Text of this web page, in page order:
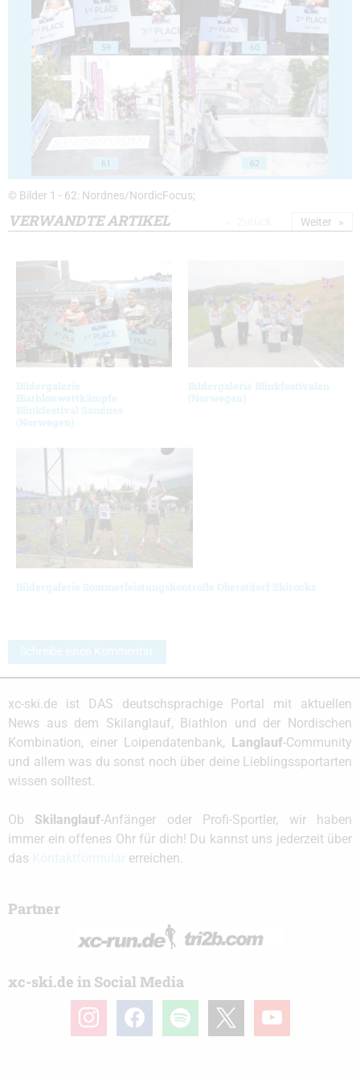
59 60
61 62
© Bilder 1 - 62: Nordnes/NordicFocus;
VERWANDTE ARTIKEL
Bildergalerie
Biathlonwettkämpfe
Blinkfestival Sandnes
(Norwegen)
Bildergalerie Blinkfestivalen
(Norwegen)
Bildergalerie Sommerleistungskontrolle Oberstdorf Skirocks
Weiter
Schreibe einen Kommentar
xc-ski.de ist DAS deutschsprachige Portal mit aktuellen
News aus dem Skilanglauf, Biathlon und der Nordischen
Kombination, einer Loipendatenbank, Langlauf-Community
und allem was du sonst noch über deine Lieblingssportarten
wissen solltest.
Ob Skilanglauf-Anfänger oder Profi-Sportler, wir haben
immer ein offenes Ohr für dich! Du kannst uns jederzeit über
das
erreichen.
Partner
xc-ski.de in Social Media
instagramfacebook spotify youtube